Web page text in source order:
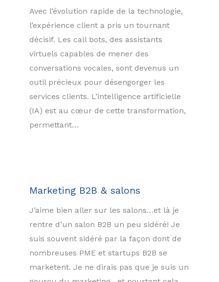
Avec l’évolution rapide de la technologie,
l’expérience client a pris un tournant
décisif. Les call bots, des assistants
virtuels capables de mener des
conversations vocales, sont devenus un
outil précieux pour désengorger les
services clients. L’intelligence artificielle
(IA) est au cœur de cette transformation,
permettant…
Marketing B2B & salons
J’aime bien aller sur les salons…et là je
rentre d’un salon B2B un peu sidéré! Je
suis souvent sidéré par la façon dont de
nombreuses PME et startups B2B se
marketent. Je ne dirais pas que je suis un